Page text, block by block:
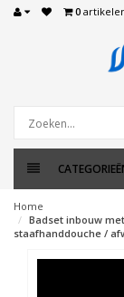
0
Home
Badset inbouw
staafhanddouche /